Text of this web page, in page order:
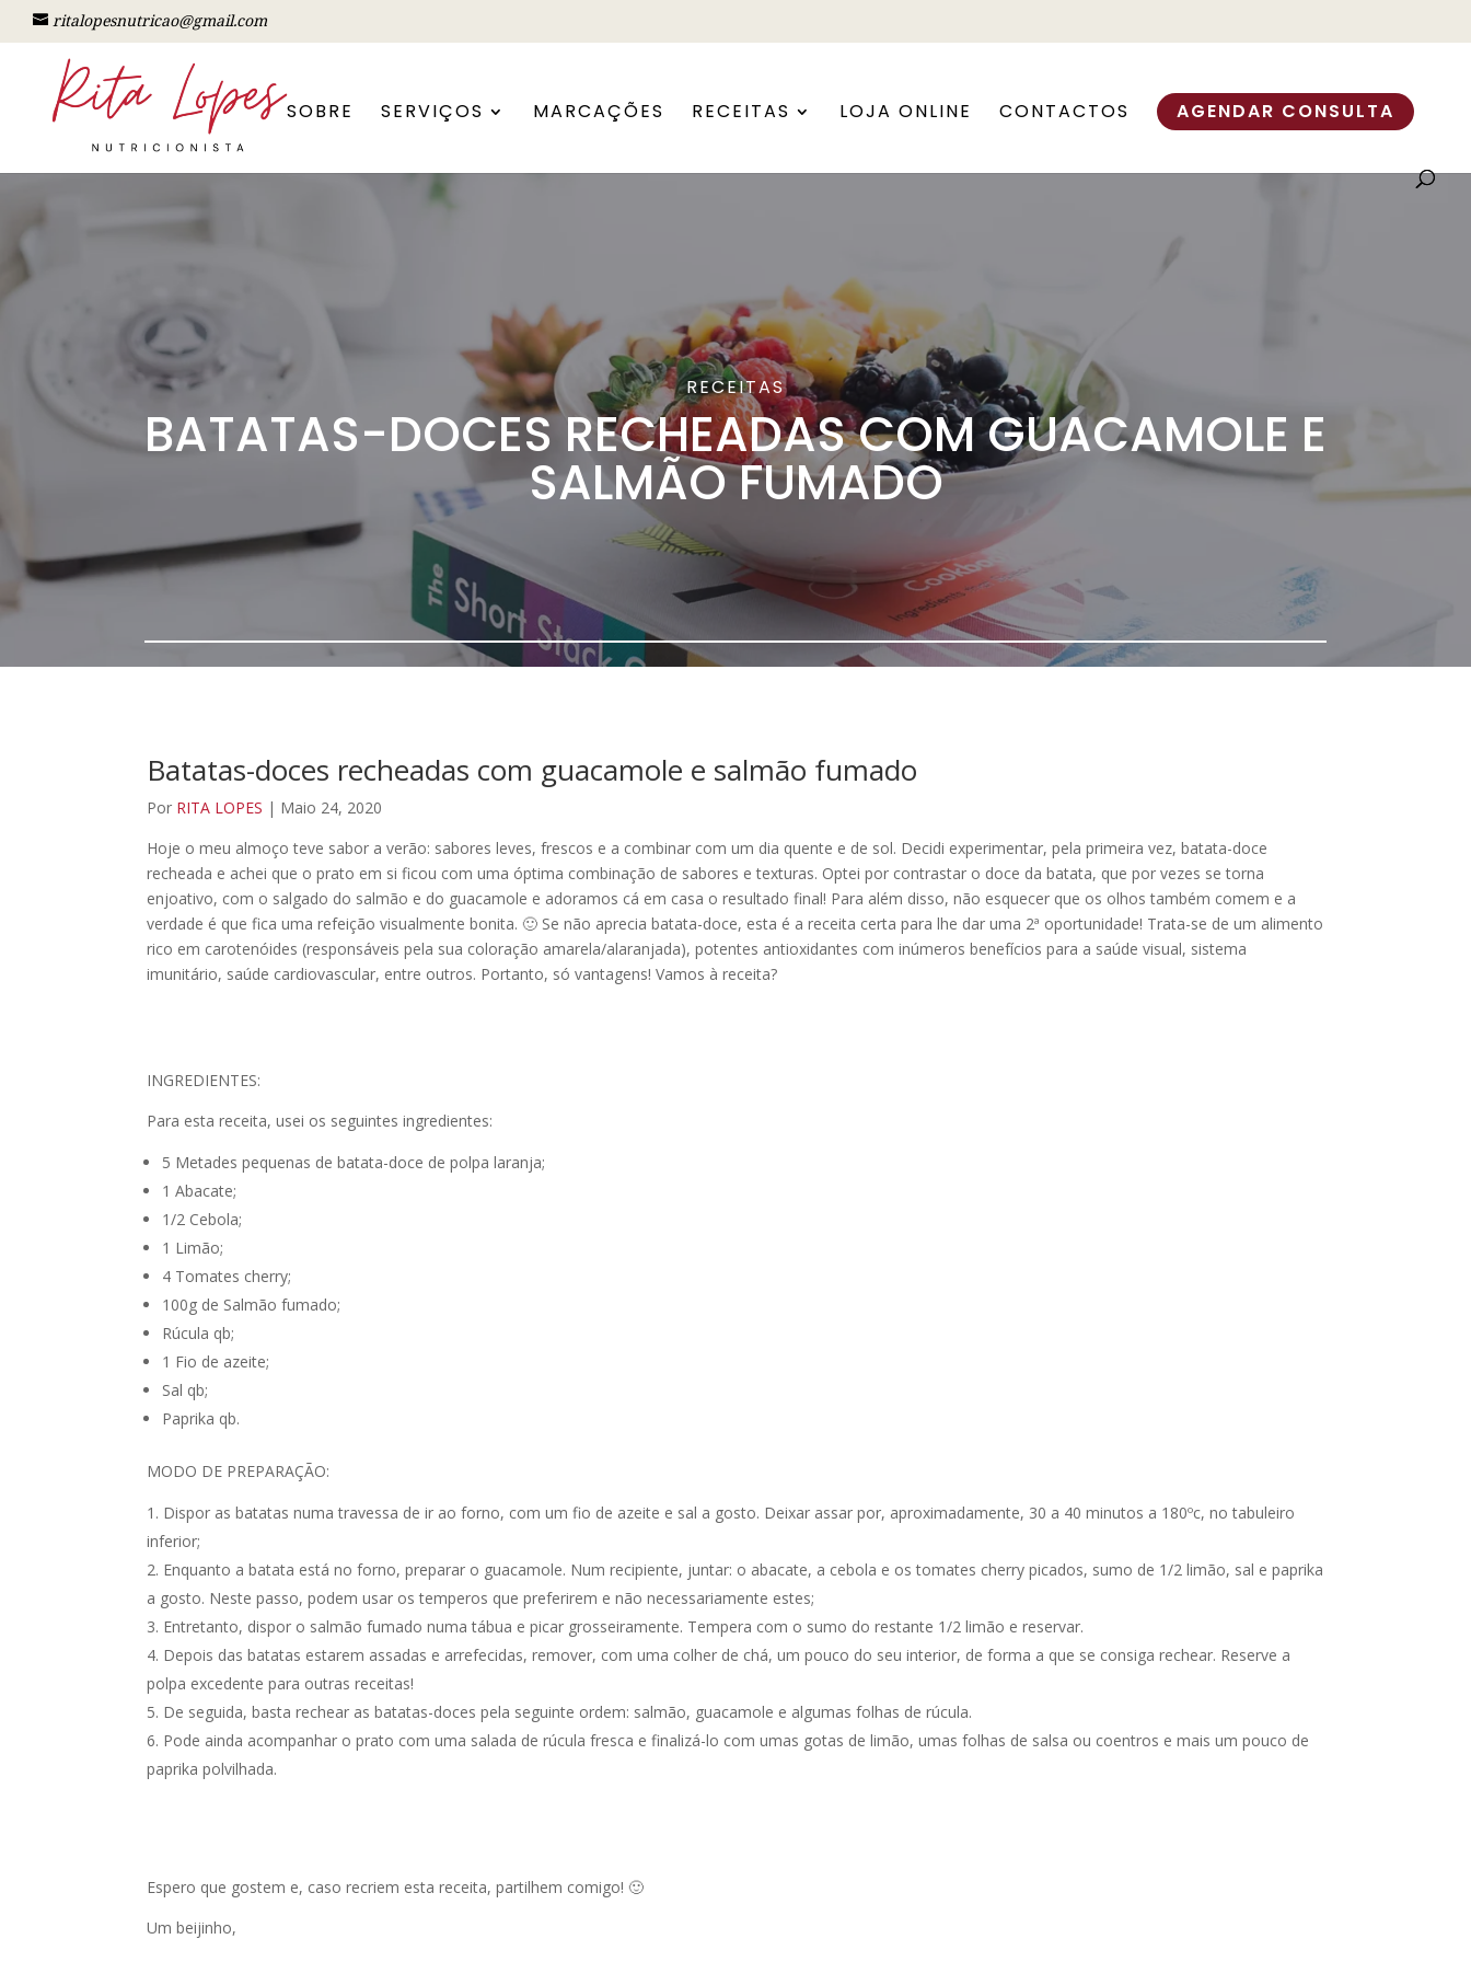
ritalopesnutricao@gmail.com
SOBRE SERVIÇOS MARCAÇÕES RECEITAS LOJA ONLINE CONTACTOS AGENDAR CONSULTA
RECEITAS
BATATAS-DOCES RECHEADAS COM GUACAMOLE E
SALMÃO FUMADO
Batatas-doces recheadas com guacamole e salmão fumado
Por RITA LOPES | Maio 24, 2020
Hoje o meu almoço teve sabor a verão: sabores leves, frescos e a combinar com um dia quente e de sol. Decidi experimentar, pela primeira vez, batata-doce
recheada e achei que o prato em si ficou com uma óptima combinação de sabores e texturas. Optei por contrastar o doce da batata, que por vezes se torna
enjoativo, com o salgado do salmão e do guacamole e adoramos cá em casa o resultado final! Para além disso, não esquecer que os olhos também comem e a
verdade é que fica uma refeição visualmente bonita. 🙂 Se não aprecia batata-doce, esta é a receita certa para lhe dar uma 2ª oportunidade! Trata-se de um alimento
rico em carotenóides (responsáveis pela sua coloração amarela/alaranjada), potentes antioxidantes com inúmeros benefícios para a saúde visual, sistema
imunitário, saúde cardiovascular, entre outros. Portanto, só vantagens! Vamos à receita?
INGREDIENTES:
Para esta receita, usei os seguintes ingredientes:
5 Metades pequenas de batata-doce de polpa laranja;
1 Abacate;
1/2 Cebola;
1 Limão;
4 Tomates cherry;
100g de Salmão fumado;
Rúcula qb;
1 Fio de azeite;
Sal qb;
Paprika qb.
MODO DE PREPARAÇÃO:
Dispor as batatas numa travessa de ir ao forno, com um fio de azeite e sal a gosto. Deixar assar por, aproximadamente, 30 a 40 minutos a 180ºc, no tabuleiro
inferior;
Enquanto a batata está no forno, preparar o guacamole. Num recipiente, juntar: o abacate, a cebola e os tomates cherry picados, sumo de 1/2 limão, sal e paprika
a gosto. Neste passo, podem usar os temperos que preferirem e não necessariamente estes;
Entretanto, dispor o salmão fumado numa tábua e picar grosseiramente. Tempera com o sumo do restante 1/2 limão e reservar.
Depois das batatas estarem assadas e arrefecidas, remover, com uma colher de chá, um pouco do seu interior, de forma a que se consiga rechear. Reserve a
polpa excedente para outras receitas!
De seguida, basta rechear as batatas-doces pela seguinte ordem: salmão, guacamole e algumas folhas de rúcula.
Pode ainda acompanhar o prato com uma salada de rúcula fresca e finalizá-lo com umas gotas de limão, umas folhas de salsa ou coentros e mais um pouco de
paprika polvilhada.
Espero que gostem e, caso recriem esta receita, partilhem comigo! 🙂
Um beijinho,